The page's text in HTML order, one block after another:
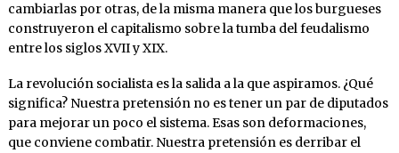
cambiarlas por otras, de la misma manera que los burgueses
construyeron el capitalismo sobre la tumba del feudalismo
entre los siglos XVII y XIX.
La revolución socialista es la salida a la que aspiramos. ¿Qué
significa? Nuestra pretensión no es tener un par de diputados
para mejorar un poco el sistema. Esas son deformaciones,
que conviene combatir. Nuestra pretensión es derribar el